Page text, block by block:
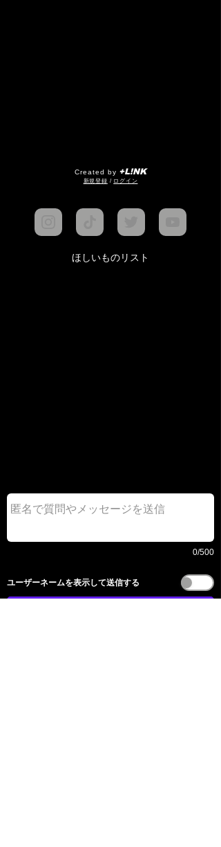
Created by +L!NK
​新規登録 / ログイン
ほしいものリスト
0/500
​ユーザーネームを表示して送信する